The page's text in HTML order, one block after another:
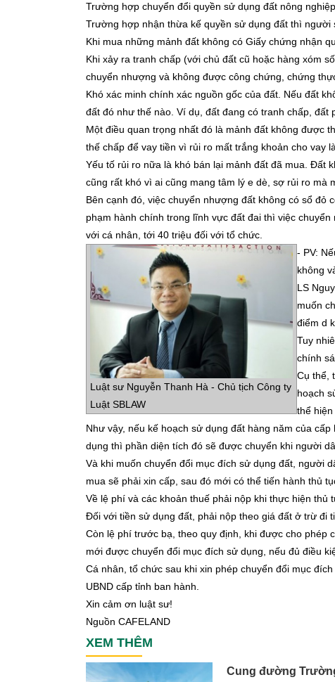
Trường hợp chuyển đổi quyền sử dụng đất nông
Trường hợp nhận thừa kế quyền sử dụng đất thì
Khi mua những mảnh đất không có Giấy chứng nhận
Khi xảy ra tranh chấp (với chủ đất cũ hoặc hàng xóm
chuyển nhượng và không được công chứng, chứng
Khó xác minh chính xác nguồn gốc của đất. Nếu đất
đất đó như thế nào. Ví dụ, đất đang có tranh chấp,
Một điều quan trọng nhất đó là mảnh đất không được
thế chấp để vay tiền vì rủi ro mất trắng khoản cho vay
Yếu tố rủi ro nữa là khó bán lại mảnh đất đã mua. Đất
cũng rất khó vì ai cũng mang tâm lý e dè, sợ rủi ro mà
Bên cạnh đó, việc chuyển nhượng đất không có sổ
phạm hành chính trong lĩnh vực đất đai thì việc
với cá nhân, tới 40 triệu đối với tổ chức.
Luật sư Nguyễn Thanh Hà - Chủ tịch Công ty
Luật SBLAW
- PV:
không
LS
muốn
điểm d
Tuy
chính
Cụ thể,
hoạch
thể
Như vậy, nếu kế hoạch sử dụng đất hàng năm của
dụng thì phần diện tích đó sẽ được chuyển khi người
Và khi muốn chuyển đổi mục đích sử dụng đất, người
mua sẽ phải xin cấp, sau đó mới có thể tiến hành thủ
Về lệ phí và các khoản thuế phải nộp khi thực hiện
Đối với tiền sử dụng đất, phải nộp theo giá đất ở trừ đi
Còn lệ phí trước bạ, theo quy định, khi được cho phép
mới được chuyển đổi mục đích sử dụng, nếu đủ điều
Cá nhân, tổ chức sau khi xin phép chuyển đổi mục
UBND cấp tỉnh ban hành.
Xin cảm ơn luật sư!
Nguồn CAFELAND
XEM THÊM
Cung đường